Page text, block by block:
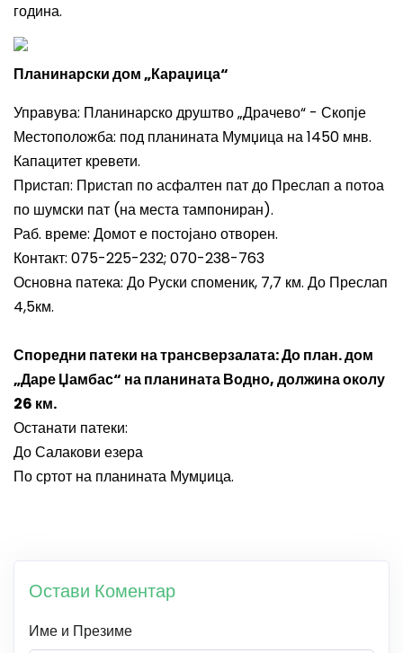
година.
Планинарски дом „Караџица“
Управува: Планинарско друштво „Драчево“ - Скопје
Местоположба: под планината Мумџица на 1450 мнв.
Капацитет кревети.
Пристап: Пристап по асфалтен пат до Преслап а потоа
по шумски пат (на места тампониран).
Раб. време: Домот е постојано отворен.
Контакт: 075-225-232; 070-238-763
Основна патека: До Руски споменик, 7,7 км. До Преслап
4,5км.
Споредни патеки на трансверзалата: До план. дом
„Даре Џамбас“ на планината Водно, должина околу
26 км.
Останати патеки:
До Салакови езера
По сртот на планината Мумџица.
Остави Коментар
Име и Презиме